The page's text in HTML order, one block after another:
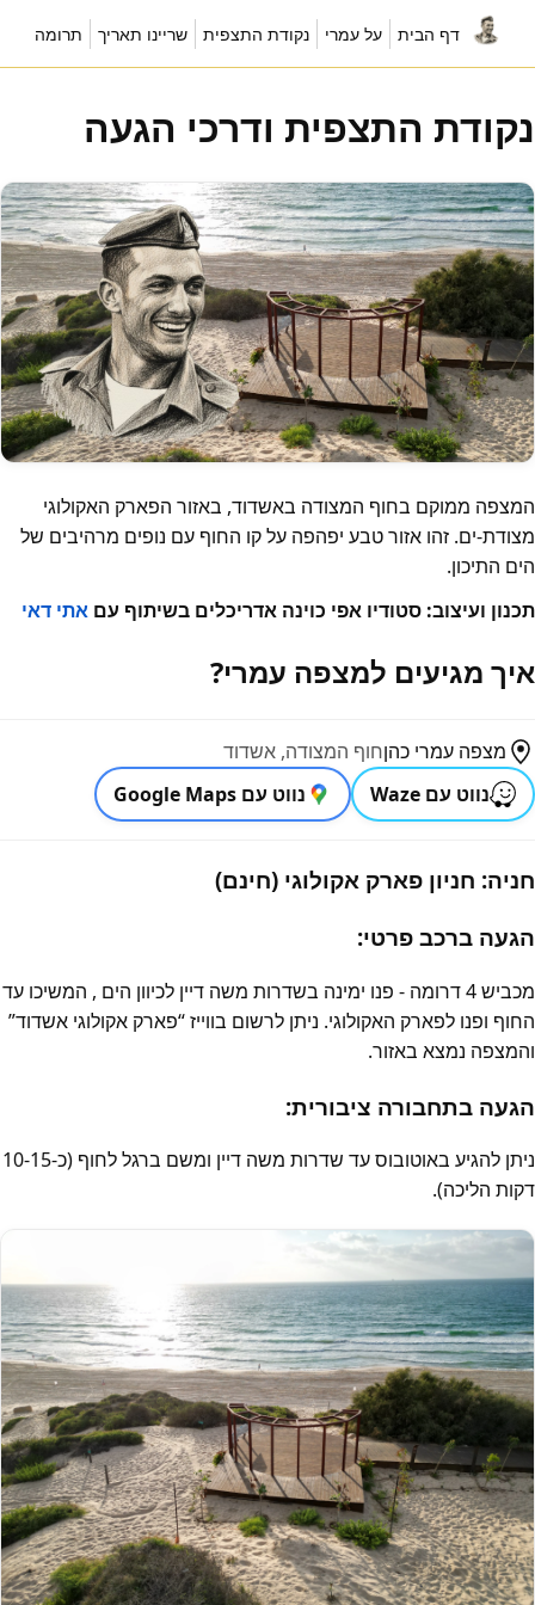
דף הבית על עמרי נקודת התצפית שריינו תאריך תרומה
נקודת התצפית ודרכי הגעה
המצפה ממוקם בחוף המצודה באשדוד, באזור הפארק האקולוגי
מצודת-ים. זהו אזור טבע יפהפה על קו החוף עם נופים מרהיבים של
הים התיכון.
תכנון ועיצוב: סטודיו אפי כוינה אדריכלים בשיתוף עם אתי דאי
איך מגיעים למצפה עמרי?
מצפה עמרי כהןחוף המצודה, אשדוד
נווט עם Waze
נווט עם Google Maps
חניה: חניון פארק אקולוגי (חינם)
הגעה ברכב פרטי:
מכביש 4 דרומה - פנו ימינה בשדרות משה דיין לכיוון הים , המשיכו עד
החוף ופנו לפארק האקולוגי. ניתן לרשום בווייז “פארק אקולוגי אשדוד”
והמצפה נמצא באזור.
הגעה בתחבורה ציבורית:
ניתן להגיע באוטובוס עד שדרות משה דיין ומשם ברגל לחוף (כ-10-15
דקות הליכה).